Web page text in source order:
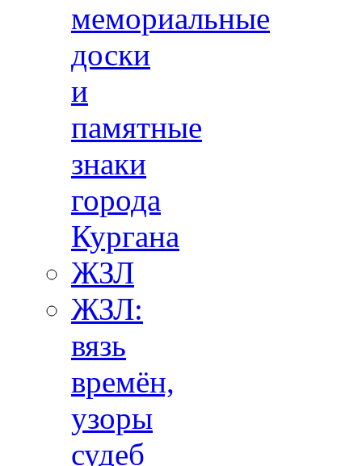
мемориальные
доски
и
памятные
знаки
города
Кургана
ЖЗЛ
ЖЗЛ:
вязь
времён,
узоры
судеб